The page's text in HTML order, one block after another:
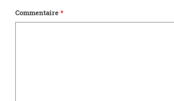
Commentaire *